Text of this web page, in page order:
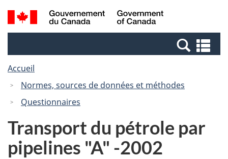
Passer
au
Passer
à
Canada
Recherche
et
et
Accueil
Normes, sources de données et méthodes
Questionnaires
Transport du pétrole par
pipelines "A" -2002